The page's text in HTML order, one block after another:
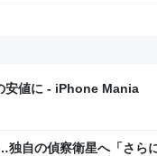
安値に - iPhone Mania
自の偵察衛星へ「さら